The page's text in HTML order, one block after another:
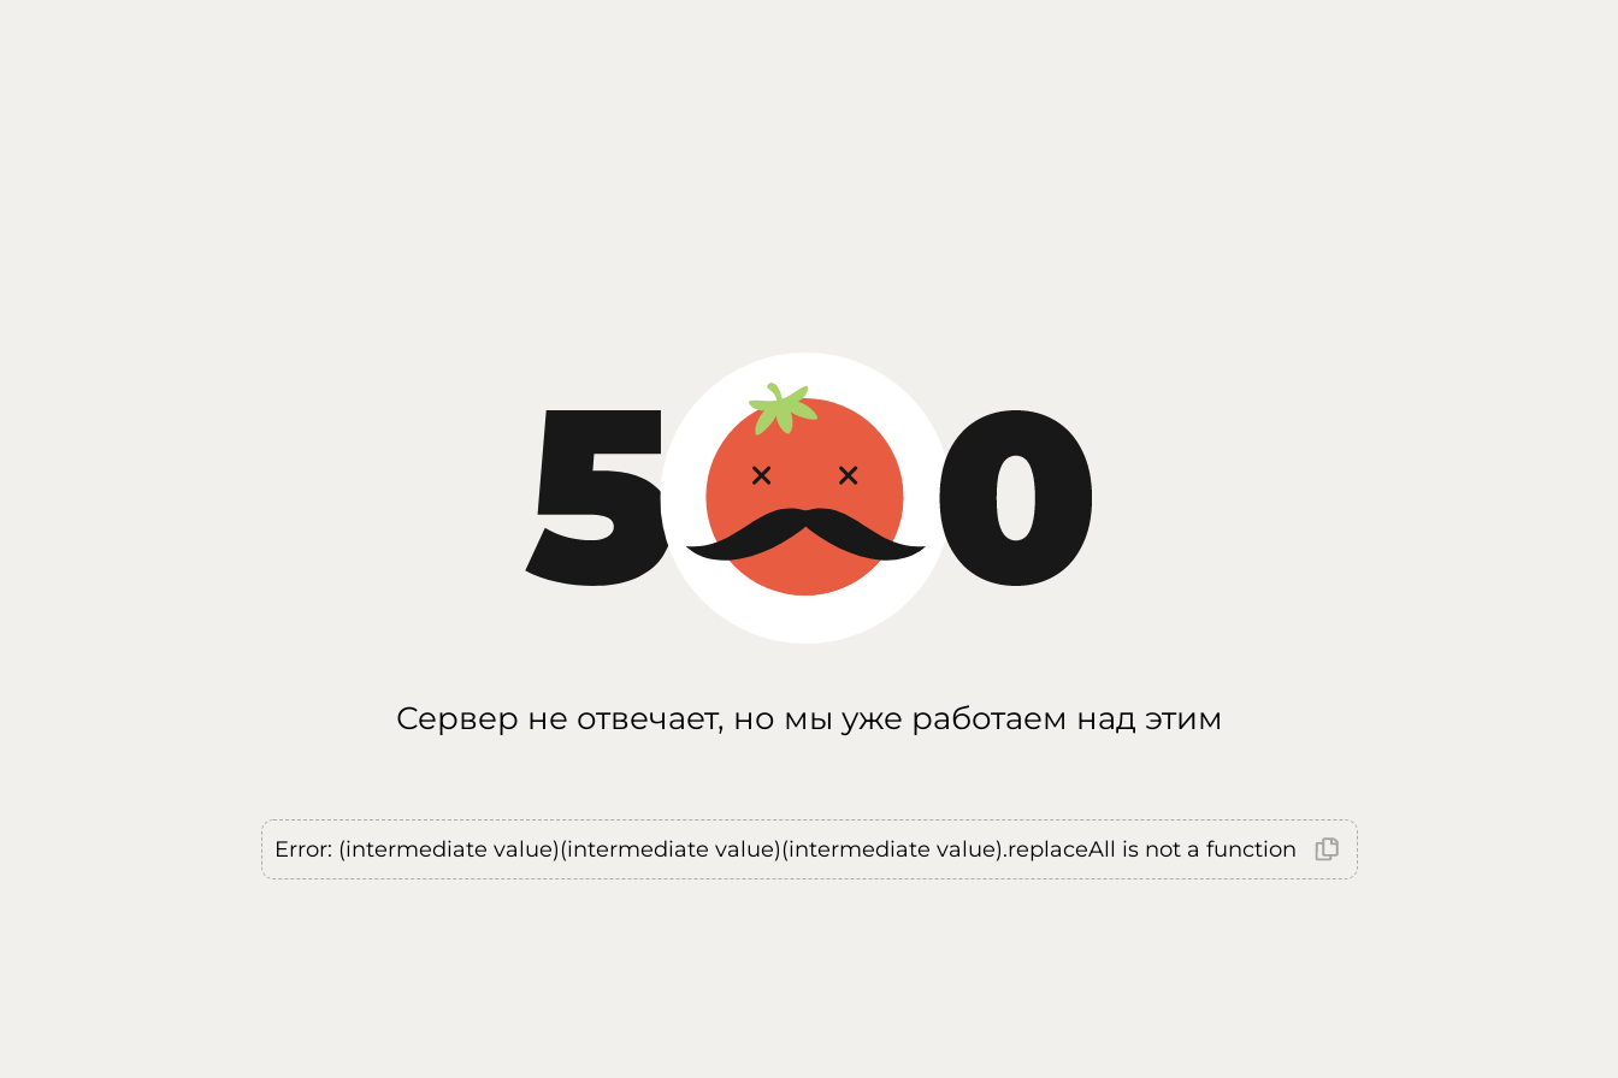
Сервер не отвечает, но мы уже работаем над этим
Error: (intermediate value)(intermediate value)(intermediate value).replaceAll is not a function